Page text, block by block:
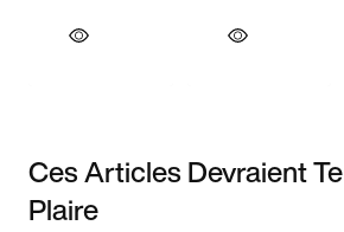
Ces Articles Devraient Te
Plaire